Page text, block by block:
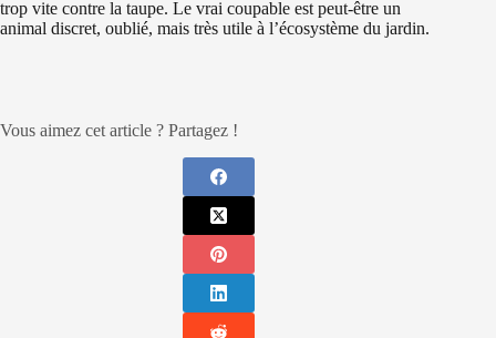
trop vite contre la taupe. Le vrai coupable est peut-être un
animal discret, oublié, mais très utile à l’écosystème du jardin.
Vous aimez cet article ? Partagez !